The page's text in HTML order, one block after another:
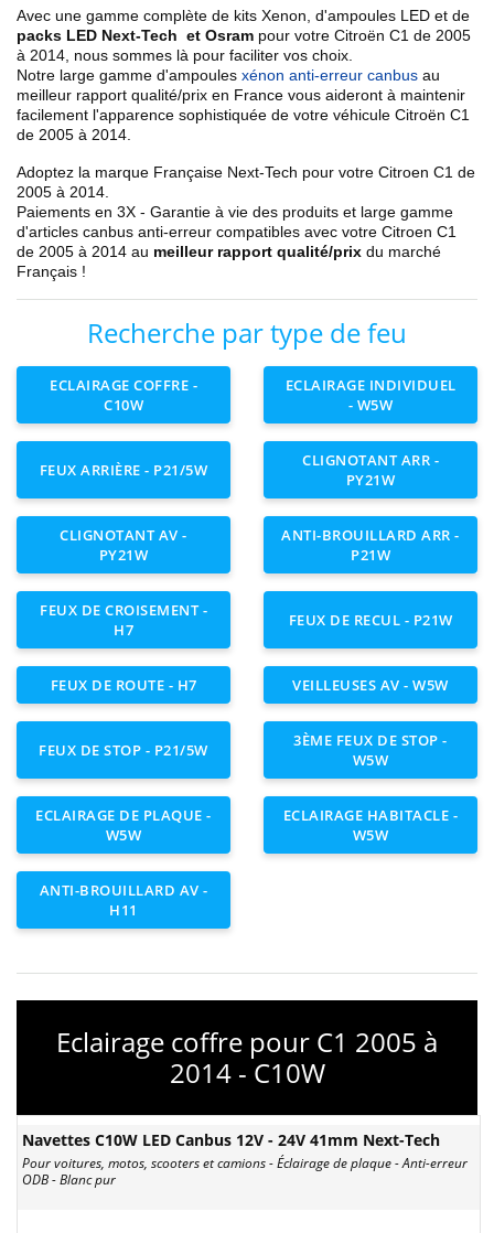
Avec une gamme complète de kits Xenon, d'ampoules LED et de
packs LED Next-Tech et Osram pour votre Citroën C1 de 2005
à 2014 , nous sommes là pour faciliter vos choix.
Notre large gamme d'ampoules xénon anti-erreur canbus au
meilleur rapport qualité/prix en France vous aideront à maintenir
facilement l'apparence sophistiquée de votre véhicule Citroën C1
de 2005 à 2014
Adoptez la marque Française Next-Tech pour votre Citroen C1 de
2005 à 2014
Paiements en 3X - Garantie à vie des produits et large gamme
d'articles canbus anti-erreur compatibles avec votre Citroen C1
de 2005 à 2014 au meilleur rapport qualité/prix du marché
Français !
Recherche par type de feu
ECLAIRAGE COFFRE -
C10W
ECLAIRAGE INDIVIDUEL
- W5W
FEUX ARRIÈRE - P21/5W
CLIGNOTANT ARR -
PY21W
CLIGNOTANT AV -
PY21W
ANTI-BROUILLARD ARR -
P21W
FEUX DE CROISEMENT -
H7
FEUX DE RECUL - P21W
FEUX DE ROUTE - H7 VEILLEUSES AV - W5W
FEUX DE STOP - P21/5W
3ÈME FEUX DE STOP -
W5W
ECLAIRAGE DE PLAQUE -
W5W
ECLAIRAGE HABITACLE -
W5W
ANTI-BROUILLARD AV -
H11
Eclairage coffre pour C1 2005 à
2014 - C10W
Navettes C10W LED Canbus 12V - 24V 41mm Next-Tech
Pour voitures, motos, scooters et camions - Éclairage de plaque - Anti-erreur
ODB - Blanc pur